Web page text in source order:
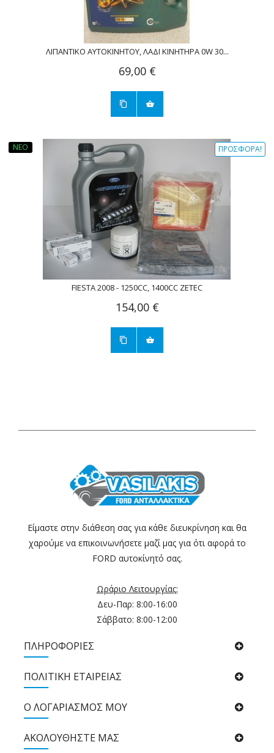
ΛΙΠΑΝΤΙΚΟ ΑΥΤΟΚΙΝΗΤΟΥ, ΛΑΔΙ ΚΙΝΗΤΗΡΑ 0W 30...
69,00 €
ΝΈΟ ΠΡΟΣΦΟΡΆ!
FIESTA 2008 - 1250CC, 1400CC ZETEC
154,00 €
Είμαστε στην διάθεση σας για κάθε διευκρίνηση και θα
χαρούμε να επικοινωνήσετε μαζί μας για ότι αφορά το
FORD αυτοκίνητό σας.
Ωράριο Λειτουργίας:
Δευ-Παρ: 8:00-16:00
Σάββατο: 8:00-12:00
ΠΛΗΡΟΦΟΡΙΕΣ
ΠΟΛΙΤΙΚΉ ΕΤΑΙΡΕΊΑΣ
Ο ΛΟΓΑΡΙΑΣΜΟΣ ΜΟΥ
ΑΚΟΛΟΥΘΉΣΤΕ ΜΑΣ